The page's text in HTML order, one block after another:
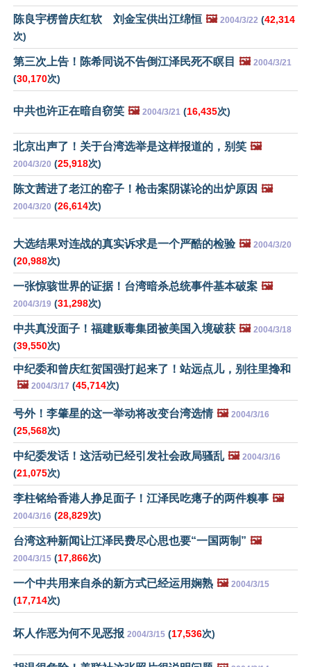
陈良宇楞曾庆红软 刘金宝供出江绵恒 🖼️ 2004/3/22 (42,314
次)
第三次上告！陈希同说不告倒江泽民死不瞑目 🖼️ 2004/3/21
(30,170次)
中共也许正在暗自窃笑 🖼️ 2004/3/21 (16,435次)
北京出声了！关于台湾选举是这样报道的，别笑 🖼️
2004/3/20 (25,918次)
陈文茜进了老江的窑子！枪击案阴谋论的出炉原因 🖼️
2004/3/20 (26,614次)
大选结果对连战的真实诉求是一个严酷的检验 🖼️ 2004/3/20
(20,988次)
一张惊骇世界的证据！台湾暗杀总统事件基本破案 🖼️
2004/3/19 (31,298次)
中共真没面子！福建贩毒集团被美国入境破获 🖼️ 2004/3/18
(39,550次)
中纪委和曾庆红贺国强打起来了！站远点儿，别往里搀和
🖼️ 2004/3/17 (45,714次)
号外！李肇星的这一举动将改变台湾选情 🖼️ 2004/3/16
(25,568次)
中纪委发话！这活动已经引发社会政局骚乱 🖼️ 2004/3/16
(21,075次)
李柱铭给香港人挣足面子！江泽民吃瘪子的两件糗事 🖼️
2004/3/16 (28,829次)
台湾这种新闻让江泽民费尽心思也要“一国两制” 🖼️
2004/3/15 (17,866次)
一个中共用来自杀的新方式已经运用娴熟 🖼️ 2004/3/15
(17,714次)
坏人作恶为何不见恶报 2004/3/15 (17,536次)